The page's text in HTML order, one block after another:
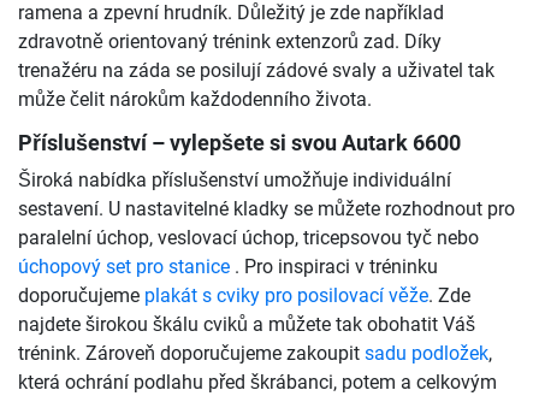
ramena a zpevní hrudník. Důležitý je zde například
zdravotně orientovaný trénink extenzorů zad. Díky
trenažéru na záda se posilují zádové svaly a uživatel tak
může čelit nárokům každodenního života.
Příslušenství – vylepšete si svou Autark 6600
Široká nabídka příslušenství umožňuje individuální
sestavení. U nastavitelné kladky se můžete rozhodnout pro
paralelní úchop, veslovací úchop, tricepsovou tyč nebo
úchopový set pro stanice . Pro inspiraci v tréninku
doporučujeme plakát s cviky pro posilovací věže. Zde
najdete širokou škálu cviků a můžete tak obohatit Váš
trénink. Zároveň doporučujeme zakoupit sadu podložek,
která ochrání podlahu před škrábanci, potem a celkovým